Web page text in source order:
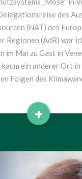
des
(NAT) des
Regionen (AdR) war
im Mai zu Gast in
ein anderer Ort
Folgen des
+
Read